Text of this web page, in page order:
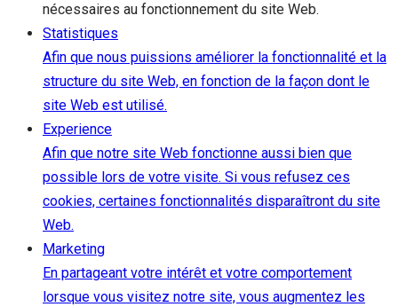
nécessaires au fonctionnement du site Web.
Statistiques
Afin que nous puissions améliorer la fonctionnalité et la
structure du site Web, en fonction de la façon dont le
site Web est utilisé.
Experience
Afin que notre site Web fonctionne aussi bien que
possible lors de votre visite. Si vous refusez ces
cookies, certaines fonctionnalités disparaîtront du site
Web.
Marketing
En partageant votre intérêt et votre comportement
lorsque vous visitez notre site, vous augmentez les